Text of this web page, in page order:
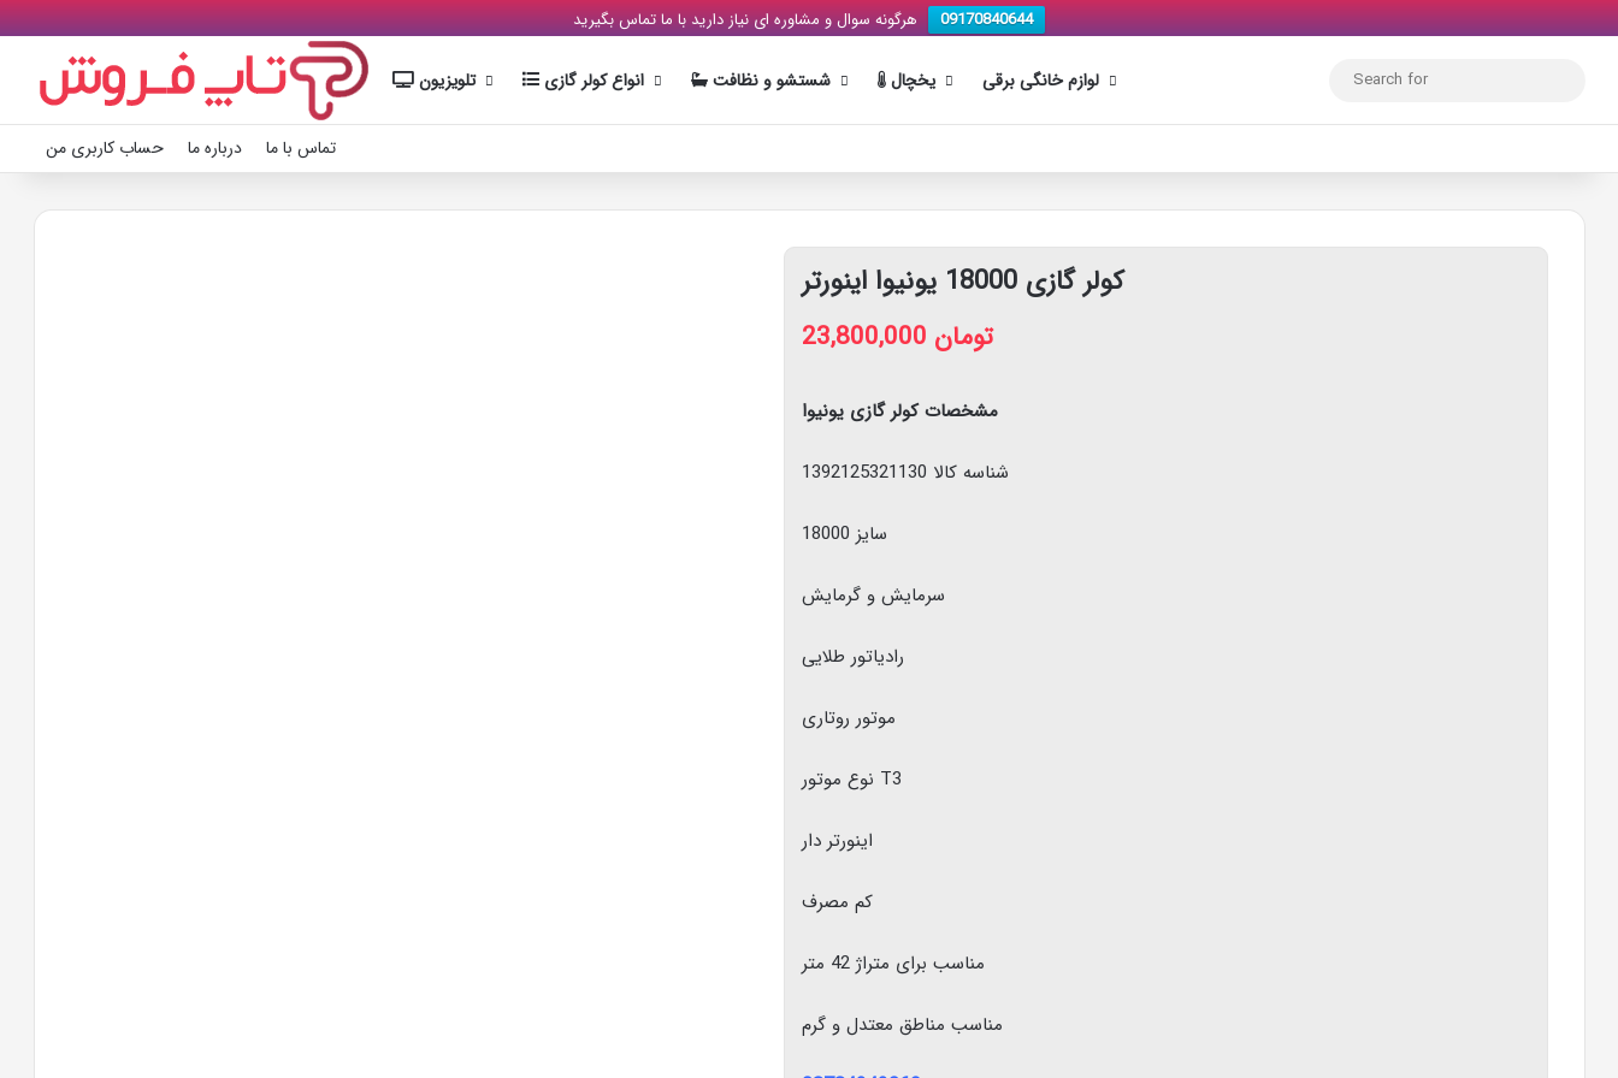
هرگونه سوال و مشاوره ای نیاز دارید با ما تماس بگیرید 09170840644
تلویزیون انواع کولر گازی شستشو و نظافت یخچال لوازم خانگی برقی
for
حساب کاربری من درباره ما تماس با ما
کولر گازی 18000 یونیوا اینورتر
تومان
مشخصات کولر گازی یونیوا
شناسه کالا 1392125321130
سایز 18000
سرمایش و گرمایش
رادیاتور طلایی
موتور روتاری
نوع موتور T3
اینورتر دار
کم مصرف
مناسب برای متراژ 42 متر
مناسب مناطق معتدل و گرم